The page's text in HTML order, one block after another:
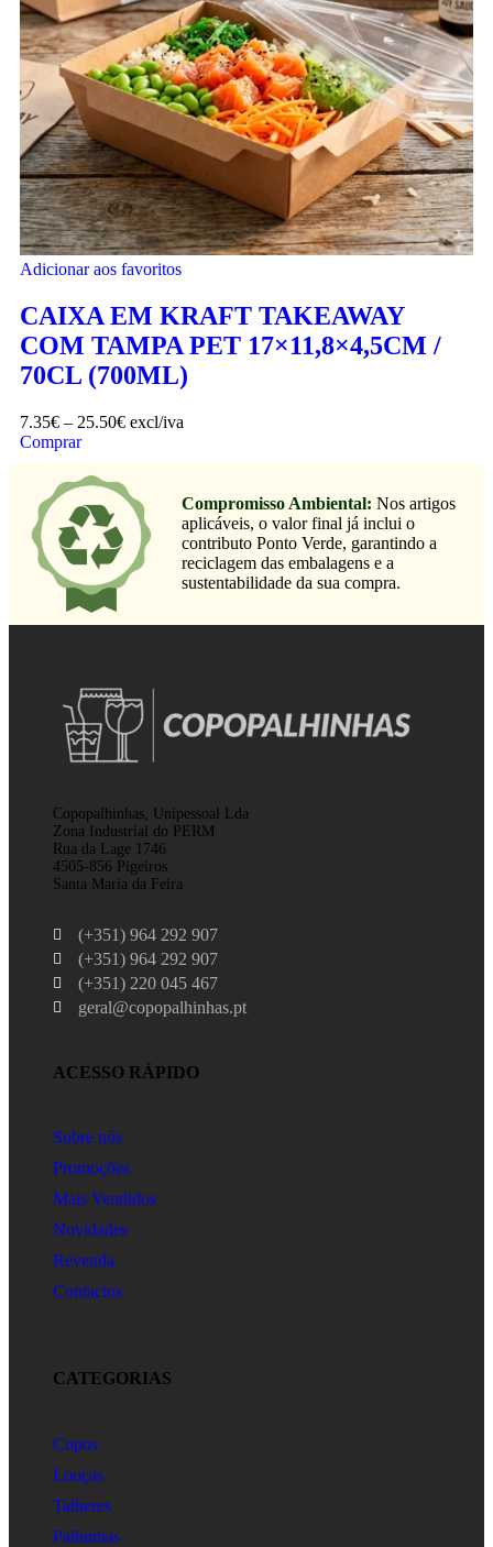
Adicionar aos favoritos
CAIXA EM KRAFT TAKEAWAY
COM TAMPA PET 17×11,8×4,5CM /
70CL (700ML)
7.35€ – 25.50€ excl/iva
Comprar
Compromisso Ambiental: Nos artigos
aplicáveis, o valor final já inclui o
contributo Ponto Verde, garantindo a
reciclagem das embalagens e a
sustentabilidade da sua compra.
Copopalhinhas, Unipessoal Lda
Zona Industrial do PERM
Rua da Lage 1746
4505-856 Pigeiros
Santa Maria da Feira
(+351) 964 292 907
(+351) 964 292 907
(+351) 220 045 467
geral@copopalhinhas.pt
ACESSO RÁPIDO
Sobre nós
Promoções
Mais Vendidos
Novidades
Revenda
Contactos
CATEGORIAS
Copos
Louças
Talheres
Palhinhas